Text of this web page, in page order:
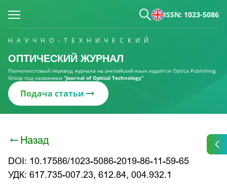
ISSN: 1023-5086
НАУЧНО-ТЕХНИЧЕСКИЙ
ОПТИЧЕСКИЙ ЖУРНАЛ
Полнотекстовый перевод журнала на английский язык издаётся Optica Publishing
Group под названием “Journal of Optical Technology“
Подача статьи
Назад
DOI: 10.17586/1023-5086-2019-86-11-59-65
УДК: 617.735-007.23, 612.84, 004.932.1